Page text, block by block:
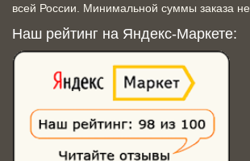
всей России. Минимальной суммы заказа
Наш рейтинг на Яндекс-Маркете: